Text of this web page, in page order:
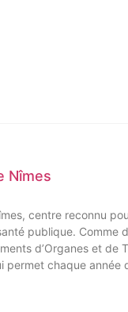
Nîmes
centre reconnu
publique. Comme
d’Organes et de
permet chaque année